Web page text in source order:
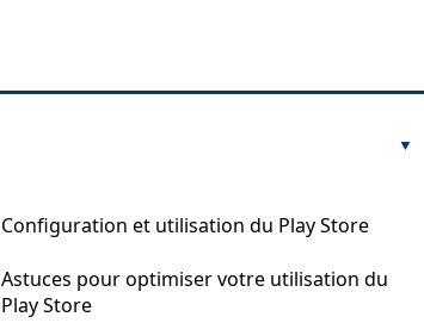
Configuration et utilisation du Play Store
Astuces pour optimiser votre utilisation du
Play Store